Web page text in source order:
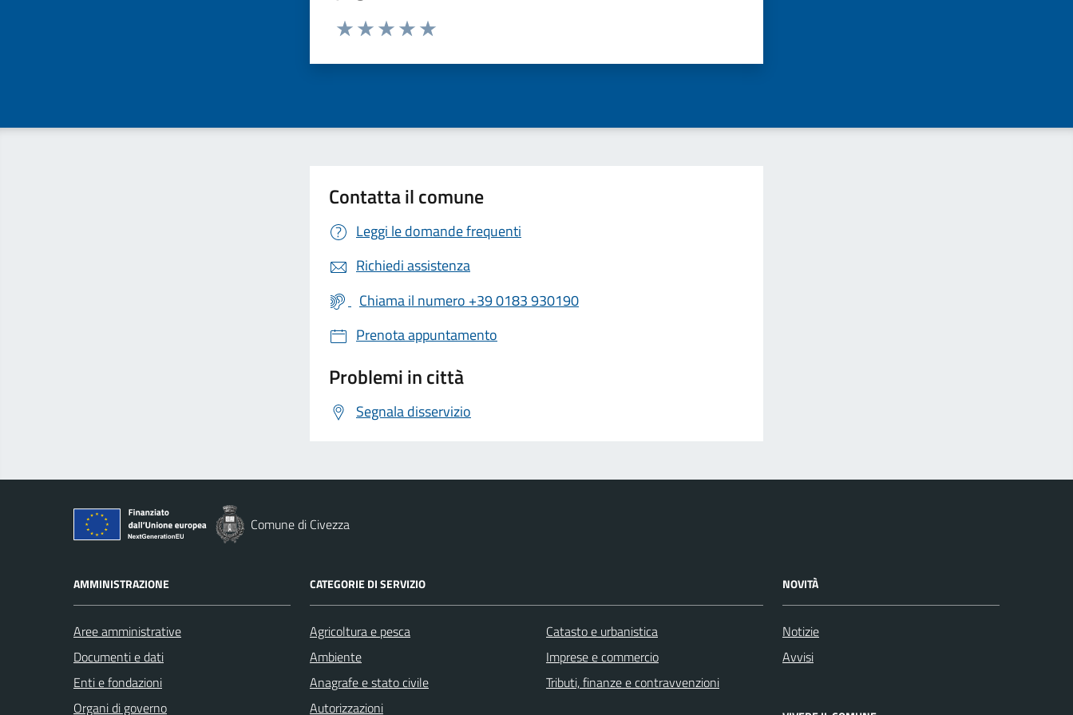
Valuta da 1 a 5 stelle la pagina
Contatta il comune
Leggi le domande frequenti
Richiedi assistenza
Chiama il numero +39 0183 930190
Prenota appuntamento
Problemi in città
Segnala disservizio
Comune di Civezza
AMMINISTRAZIONE
Aree amministrative
Documenti e dati
Enti e fondazioni
Organi di governo
CATEGORIE DI SERVIZIO
Agricoltura e pesca
Ambiente
Anagrafe e stato civile
Autorizzazioni
Catasto e urbanistica
Imprese e commercio
Tributi, finanze e contravvenzioni
NOVITÀ
Notizie
Avvisi